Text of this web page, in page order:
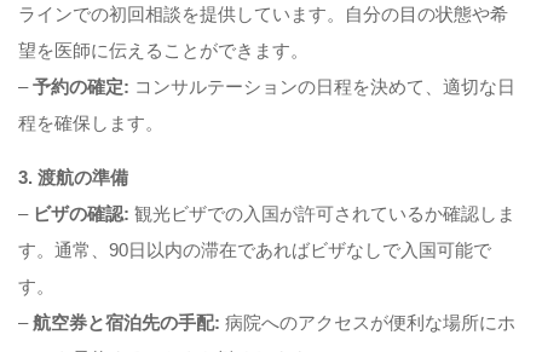
ラインでの初回相談を提供しています。自分の目の状態や希
望を医師に伝えることができます。
–予約の確定: コンサルテーションの日程を決めて、適切な日
程を確保します。
3. 渡航の準備
– ビザの確認: 観光ビザでの入国が許可されているか確認しま
す。通常、90日以内の滞在であればビザなしで入国可能で
す。
–航空券と宿泊先の手配: 病院へのアクセスが便利な場所にホ